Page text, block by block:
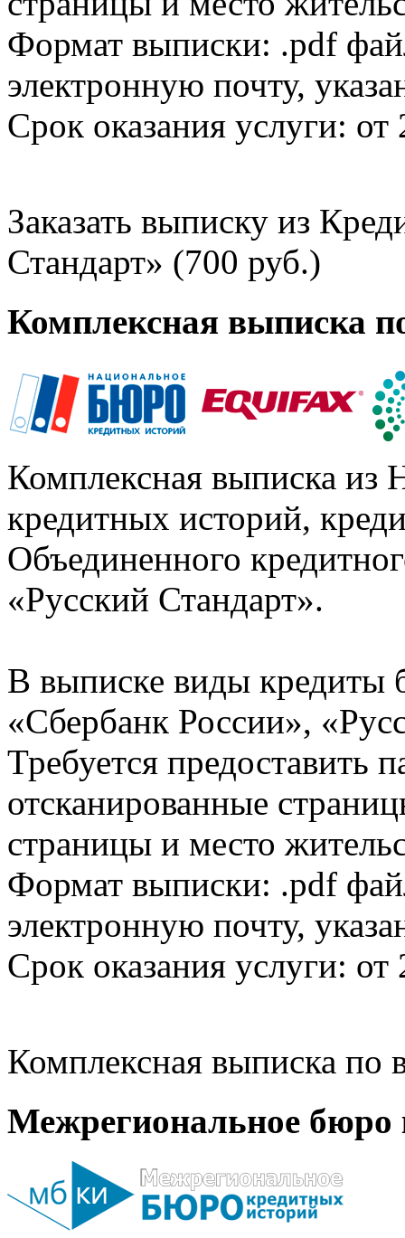
Формат выписки: .pdf
электронную почту,
Срок оказания услуги: от
Заказать выписку из
Стандарт» (700 руб.)
Комплексная выписка
Комплексная выписка из
кредитных историй,
Объединенного
«Русский Стандарт».
В выписке виды кредиты
«Сбербанк России»,
Требуется предоставить
отсканированные
страницы и место
Формат выписки: .pdf
электронную почту,
Срок оказания услуги: от
Комплексная выписка
Межрегиональное бюро